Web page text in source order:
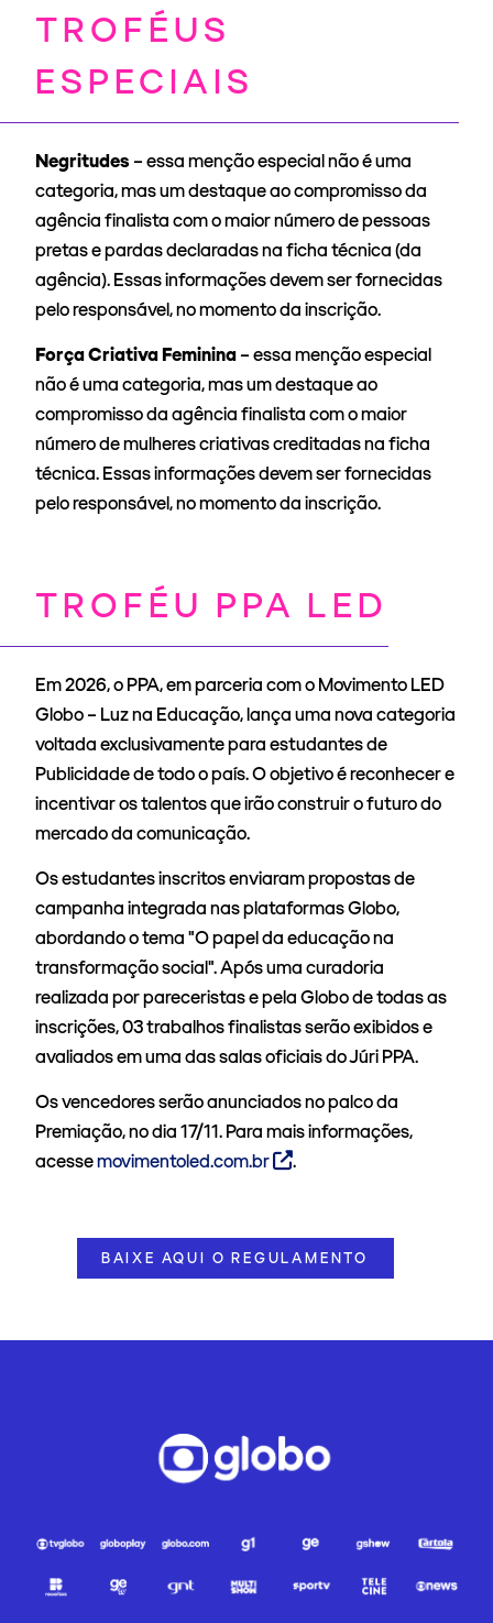
TROFÉUS
ESPECIAIS
Negritudes – essa menção especial não é uma
categoria, mas um destaque ao compromisso da
agência finalista com o maior número de pessoas
pretas e pardas declaradas na ficha técnica (da
agência). Essas informações devem ser fornecidas
pelo responsável, no momento da inscrição.
Força Criativa Feminina– essa menção especial
não é uma categoria, mas um destaque ao
compromisso da agência finalista com o maior
número de mulheres criativas creditadas na ficha
técnica. Essas informações devem ser fornecidas
pelo responsável, no momento da inscrição.
TROFÉU PPA LED
Em 2026, o PPA, em parceria com o Movimento LED
Globo – Luz na Educação, lança uma nova categoria
voltada exclusivamente para estudantes de
Publicidade de todo o país. O objetivo é reconhecer e
incentivar os talentos que irão construir o futuro do
mercado da comunicação.
Os estudantes inscritos enviaram propostas de
campanha integrada nas plataformas Globo,
abordando o tema "O papel da educação na
transformação social". Após uma curadoria
realizada por pareceristas e pela Globo de todas as
inscrições, 03 trabalhos finalistas serão exibidos e
avaliados em uma das salas oficiais do Júri PPA.
Os vencedores serão anunciados no palco da
Premiação, no dia 17/11. Para mais informações,
acessemovimentoled.com.br .
BAIXE AQUI O REGULAMENTO